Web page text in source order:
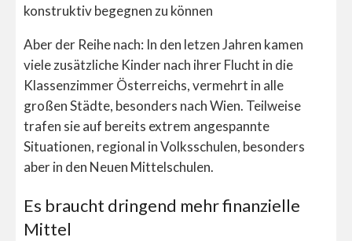
konstruktiv begegnen zu können
Aber der Reihe nach: In den letzen Jahren kamen
viele zusätzliche Kinder nach ihrer Flucht in die
Klassenzimmer Österreichs, vermehrt in alle
großen Städte, besonders nach Wien. Teilweise
trafen sie auf bereits extrem angespannte
Situationen, regional in Volksschulen, besonders
aber in den Neuen Mittelschulen.
Es braucht dringend mehr finanzielle
Mittel